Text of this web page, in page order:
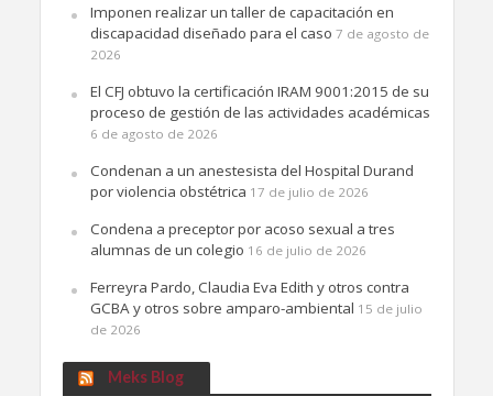
Imponen realizar un taller de capacitación en
discapacidad diseñado para el caso 7 de agosto de
2026
El CFJ obtuvo la certificación IRAM 9001:2015 de su
proceso de gestión de las actividades académicas
6 de agosto de 2026
Condenan a un anestesista del Hospital Durand
por violencia obstétrica 17 de julio de 2026
Condena a preceptor por acoso sexual a tres
alumnas de un colegio 16 de julio de 2026
Ferreyra Pardo, Claudia Eva Edith y otros contra
GCBA y otros sobre amparo-ambiental 15 de julio
de 2026
Meks Blog